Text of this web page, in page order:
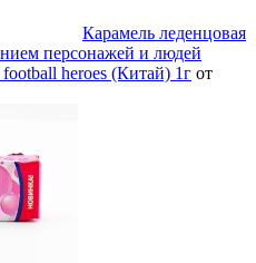
Карамель леденцовая
персонажей и людей
heroes (Китай) 1г от